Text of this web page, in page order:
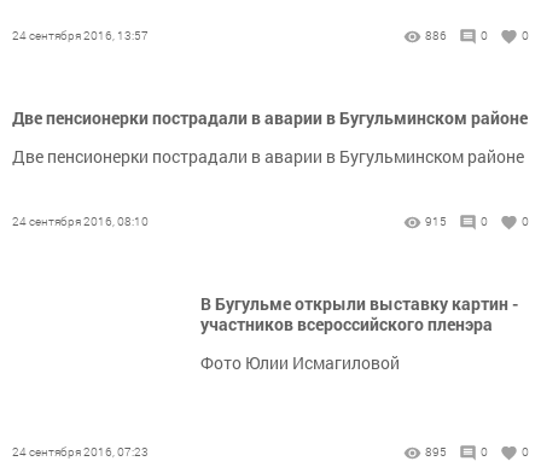
24 сентября 2016, 13:57 886 0 0
Две пенсионерки пострадали в аварии в Бугульминском районе
Две пенсионерки пострадали в аварии в Бугульминском районе
24 сентября 2016, 08:10 915 0 0
В Бугульме открыли выставку картин -
участников всероссийского пленэра
Фото Юлии Исмагиловой
24 сентября 2016, 07:23 895 0 0